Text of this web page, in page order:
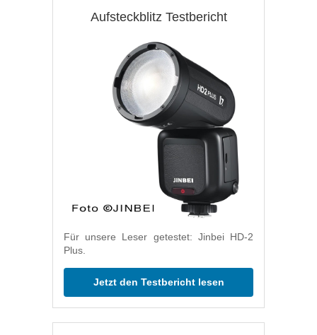
Aufsteckblitz Testbericht
Für unsere Leser getestet: Jinbei HD-2
Plus.
Jetzt den Testbericht lesen